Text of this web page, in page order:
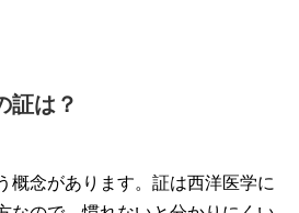
証は？
概念があります。証は西洋医学に